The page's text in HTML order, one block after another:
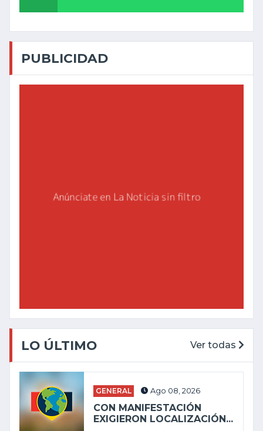
PUBLICIDAD
LO ÚLTIMO Ver todas
GENERAL Ago 08, 2026
CON MANIFESTACIÓN
EXIGIERON LOCALIZACIÓN...